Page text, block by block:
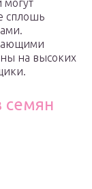
могут
сплошь
на высоких
семян